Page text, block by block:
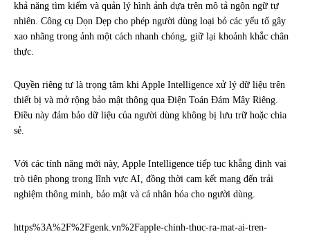
khả năng tìm kiếm và quản lý hình ảnh dựa trên mô tả ngôn ngữ tự
nhiên. Công cụ Dọn Dẹp cho phép người dùng loại bỏ các yếu tố gây
xao nhãng trong ảnh một cách nhanh chóng, giữ lại khoảnh khắc chân
thực.
Quyền riêng tư là trọng tâm khi Apple Intelligence xử lý dữ liệu trên
thiết bị và mở rộng bảo mật thông qua Điện Toán Đám Mây Riêng.
Điều này đảm bảo dữ liệu của người dùng không bị lưu trữ hoặc chia
sẻ.
Với các tính năng mới này, Apple Intelligence tiếp tục khẳng định vai
trò tiên phong trong lĩnh vực AI, đồng thời cam kết mang đến trải
nghiệm thông minh, bảo mật và cá nhân hóa cho người dùng.
https%3A%2F%2Fgenk.vn%2Fapple-chinh-thuc-ra-mat-ai-tren-